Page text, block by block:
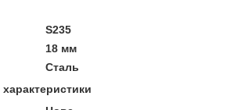
S235
18 мм
Сталь